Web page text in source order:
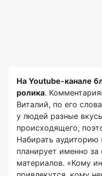
На Youtube-канале
ролика.
Виталий, по его
у людей разные
происходящего,
Набирать аудиторию
планирует именно за
материалов. «Кому